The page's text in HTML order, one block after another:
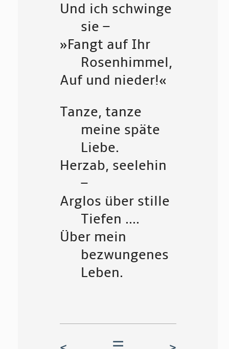
Und ich schwinge
sie –
»Fangt auf Ihr
Rosenhimmel,
Auf und nieder!«
Tanze, tanze
meine späte
Liebe.
Herzab, seelehin
–
Arglos über stille
Tiefen ....
Über mein
bezwungenes
Leben.